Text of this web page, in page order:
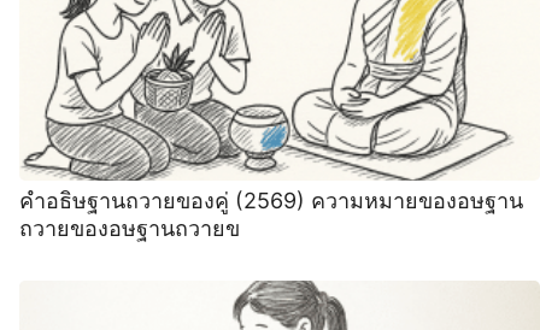
คำอธิษฐานถวายของคู่ (2569) ความหมายของอษฐาน
ถวายของอษฐานถวายข